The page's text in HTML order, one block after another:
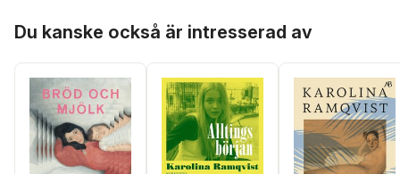
Du kanske också är intresserad av